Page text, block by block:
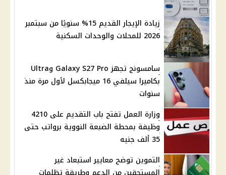
زيادة الإيجار القديم 15% سنويًا من سبتمبر
2026 للمحلات والوحدات السكنية
سامسونج تجهز Galaxy S27 Pro وUltra
بكاميرا سيلفي 16 ميجابكسل لأول مرة منذ
سنوات
وزارة العمل تفتح باب التقديم على 4210
وظيفة بمحطة الضبعة النووية برواتب حتى
35 ألف جنيه
التموين توضح معايير استبعاد غير